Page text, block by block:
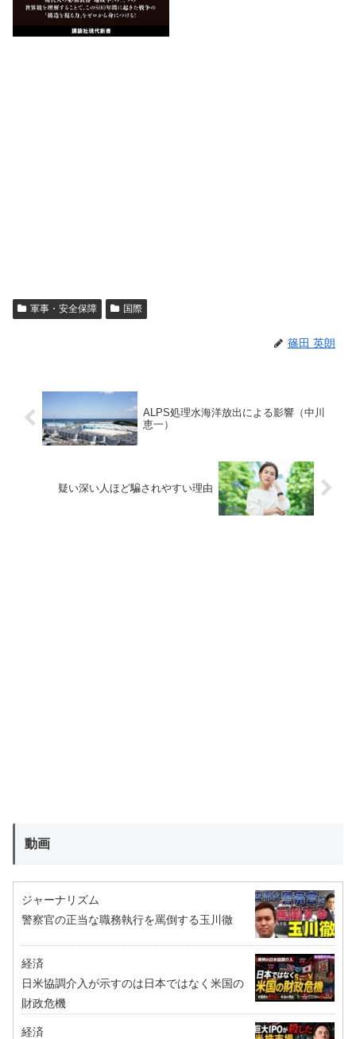
軍事・安全保障 国際
篠田 英朗
ALPS処理水海洋放出による影響（中川
恵一）
疑い深い人ほど騙されやすい理由
動画
ジャーナリズム
警察官の正当な職務執行を罵倒する玉川徹
経済
日米協調介入が示すのは日本ではなく米国の
財政危機
経済